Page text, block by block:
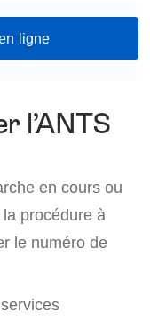
ligne
l’ANTS
en cours ou
procédure à
le numéro de